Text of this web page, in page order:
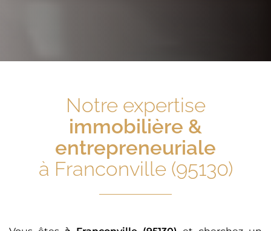
Notre expertise
immobilière &
entrepreneuriale
à Franconville (95130)